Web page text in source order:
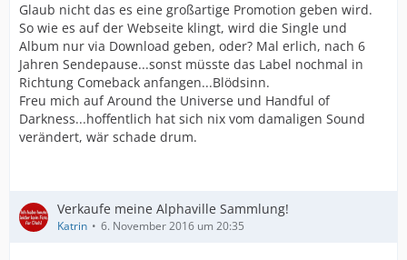
Glaub nicht das es eine großartige Promotion geben wird.
So wie es auf der Webseite klingt, wird die Single und
Album nur via Download geben, oder? Mal erlich, nach 6
Jahren Sendepause...sonst müsste das Label nochmal in
Richtung Comeback anfangen...Blödsinn.
Freu mich auf Around the Universe und Handful of
Darkness...hoffentlich hat sich nix vom damaligen Sound
verändert, wär schade drum.
Verkaufe meine Alphaville Sammlung!
Katrin 6. November 2016 um 20:35